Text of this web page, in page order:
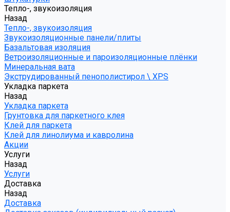
Тепло-, звукоизоляция
Назад
Тепло-, звукоизоляция
Звукоизоляционные панели/плиты
Базальтовая изоляция
Ветроизоляционные и пароизоляционные плёнки
Минеральная вата
Экструдированный пенополистирол \ XPS
Укладка паркета
Назад
Укладка паркета
Грунтовка для паркетного клея
Клей для паркета
Клей для линолиума и кавролина
Акции
Услуги
Назад
Услуги
Доставка
Назад
Доставка